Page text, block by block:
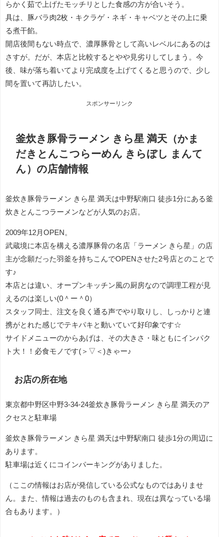
らかく茹で上げたモッチリとした食感の方が合いそう。
具は、豚バラ肉2枚・キクラゲ・ネギ・キャベツとその上に乗
る煮干餡。
開店後間もない時点で、濃厚豚骨として高いレベルにあるのは
さすが。だが、本店と比較するとやや見劣りしてしまう。今
後、味が落ち着いてより完成度を上げてくると思うので、少し
間を置いて再訪したい。
スポンサーリンク
釜炊き豚骨ラーメン きら星 満天（かま
だきとんこつらーめん きらぼし まんて
ん）の店舗情報
釜炊き豚骨ラーメン きら星 満天は中野駅南口 徒歩1分にある釜
炊きとんこつラーメンなどが人気のお店。
2009年12月OPEN。
武蔵境に本店を構える濃厚豚骨の名店「ラーメン きら星」の店
主が念願だった羽釜を持ちこんでOPENさせた2号店とのことで
す♪
本店とは違い、オープンキッチン風の厨房なので調理工程が見
えるのは楽しい(0＾ー＾0）
スタッフ同士、注文を良く通る声でやり取りし、しっかりと連
携がとれた感じでテキパキと動いていて好印象です☆
サイドメニューのからあげは、その大きさ・味ともにインパク
ト大！！必食モノです(＞▽＜)きゃー♪
お店の所在地
東京都中野区中野3-34-24釜炊き豚骨ラーメン きら星 満天のア
クセスと駐車場
釜炊き豚骨ラーメン きら星 満天は中野駅南口 徒歩1分の周辺に
あります。
駐車場は近くにコインパーキングがありました。
（ここの情報はお店が発信している公式なものではありませ
ん。また、情報は過去のものも含まれ、現在は異なっている場
合もあります。）